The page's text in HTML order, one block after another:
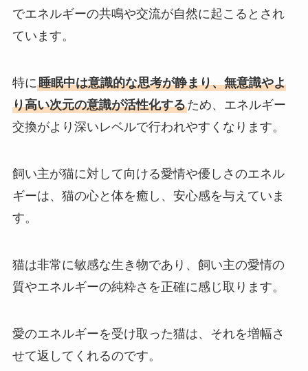
でエネルギーの共鳴や交流が自然に起こるとされ
ています。
特に睡眠中は意識的な思考が静まり、無意識やよ
り高い次元の意識が活性化するため、エネルギー
交換がより深いレベルで行われやすくなります。
飼い主が猫に対して向ける愛情や優しさのエネル
ギーは、猫の心と体を癒し、安心感を与えていま
す。
猫は非常に敏感な生き物であり、飼い主の愛情の
質やエネルギーの純粋さを正確に感じ取ります。
愛のエネルギーを受け取った猫は、それを増幅さ
せて返してくれるのです。